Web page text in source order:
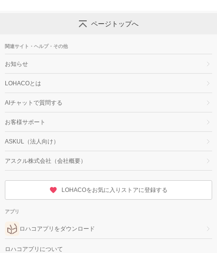
ページトップへ
関連サイト・ヘルプ・その他
お知らせ
LOHACOとは
AIチャットで質問する
お客様サポート
ASKUL（法人向け）
アスクル株式会社（会社概要）
LOHACOをお気に入りストアに登録する
アプリ
ロハコアプリをダウンロード
ロハコアプリについて